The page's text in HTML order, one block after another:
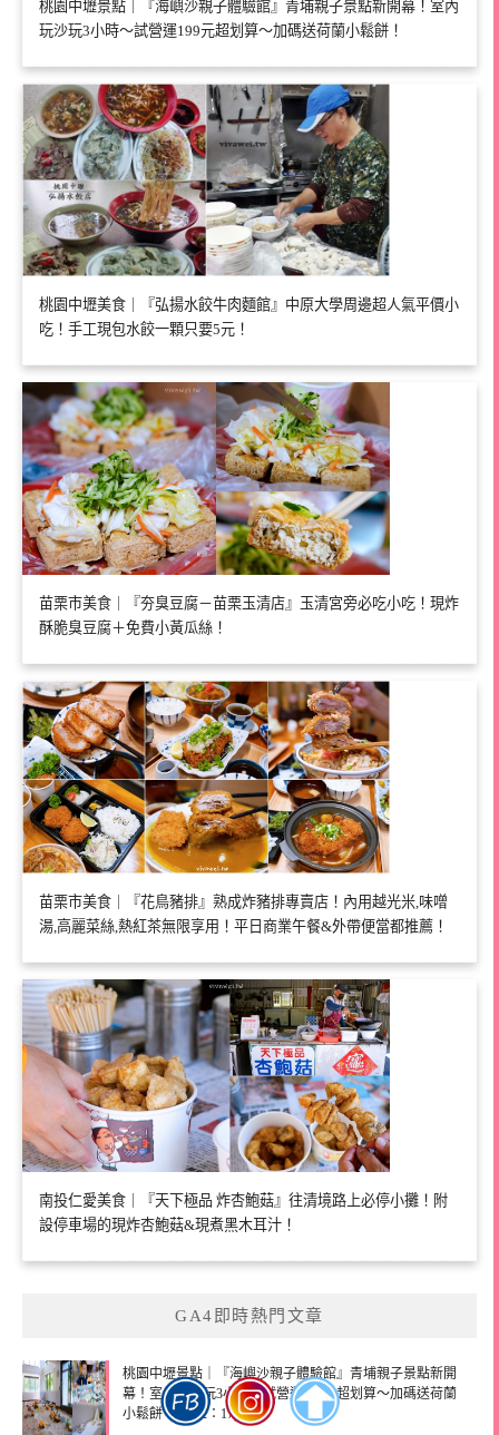
桃園中壢景點｜『海嶼沙親子體驗館』青埔親子景點新開幕！室內
玩沙玩3小時～試營運199元超划算～加碼送荷蘭小鬆餅！
桃園中壢美食｜『弘揚水餃牛肉麵館』中原大學周邊超人氣平價小
吃！手工現包水餃一顆只要5元！
苗栗市美食｜『夯臭豆腐－苗栗玉清店』玉清宮旁必吃小吃！現炸
酥脆臭豆腐＋免費小黃瓜絲！
苗栗市美食｜『花鳥豬排』熟成炸豬排專賣店！內用越光米,味噌
湯,高麗菜絲,熱紅茶無限享用！平日商業午餐&外帶便當都推薦！
南投仁愛美食｜『天下極品 炸杏鮑菇』往清境路上必停小攤！附
設停車場的現炸杏鮑菇&現煮黑木耳汁！
GA4即時熱門文章
桃園中壢景點｜『海嶼沙親子體驗館』青埔親子景點新開
幕！室內玩沙玩3小時～試營運199元超划算～加碼送荷蘭
小鬆餅！(線上：17)